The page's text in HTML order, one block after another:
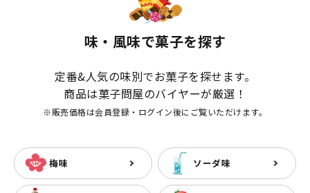
味・風味で菓子を探す
定番&人気の味別でお菓子を探せます。
商品は菓子問屋のバイヤーが厳選！
※販売価格は会員登録・ログイン後にご覧いただけます。
梅味 ソーダ味